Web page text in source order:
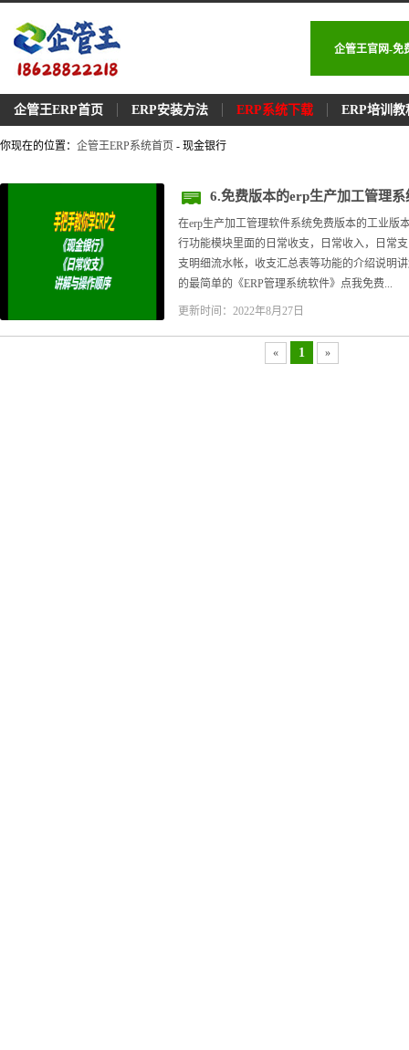
企管王官网-免
企管王ERP首页 ERP安装方法 ERP系统下载 ERP培训教
你现在的位置： 企管王ERP系统首页 - 现金银行
6.免费版本的erp生产加工管理
在erp生产加工管理软件系统免费版本的工业版
行功能模块里面的日常收支，日常收入，日常
支明细流水帐，收支汇总表等功能的介绍说明
的最简单的《ERP管理系统软件》点我免费...
更新时间：2022年8月27日
« 1 »